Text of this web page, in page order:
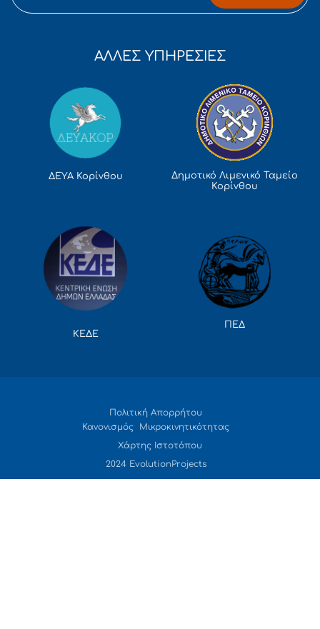
ΑΛΛΕΣ ΥΠΗΡΕΣΙΕΣ
ΔΕΥΑ Κορίνθου
Δημοτικό Λιμενικό Ταμείο
Κορίνθου
ΚΕΔΕ
ΠΕΔ
Πολιτική Απορρήτου
Κανονισμός Μικροκινητικότητας
Χάρτης Ιστοτόπου
2024 EvolutionProjects